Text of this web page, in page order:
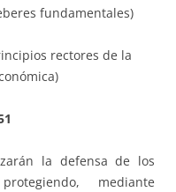
fundamentales)
rectores de la
la defensa de los
mediante